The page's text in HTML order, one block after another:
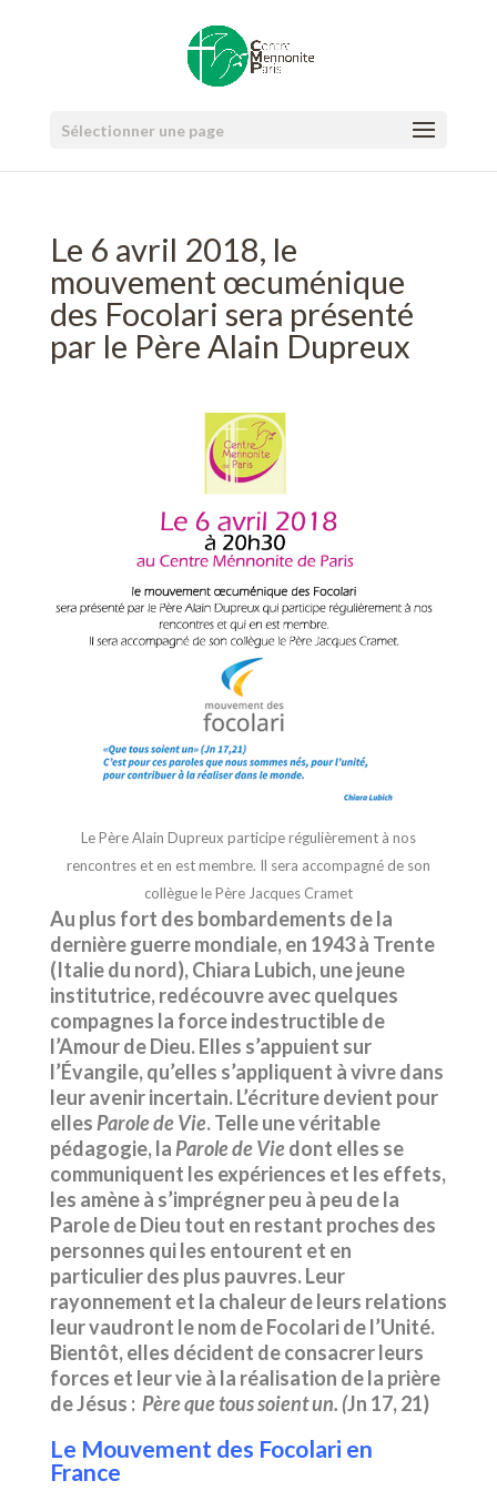
Sélectionner une page
Le 6 avril 2018, le
mouvement œcuménique
des Focolari sera présenté
par le Père Alain Dupreux
Le Père Alain Dupreux participe régulièrement à nos
rencontres et en est membre. Il sera accompagné de son
collègue le Père Jacques Cramet
Au plus fort des bombardements de la
dernière guerre mondiale, en 1943 à Trente
(Italie du nord), Chiara Lubich, une jeune
institutrice, redécouvre avec quelques
compagnes la force indestructible de
l’Amour de Dieu. Elles s’appuient sur
l’Évangile, qu’elles s’appliquent à vivre dans
leur avenir incertain. L’écriture devient pour
elles Parole de Vie. Telle une véritable
pédagogie, la Parole de Viedont elles se
communiquent les expériences et les effets,
les amène à s’imprégner peu à peu de la
Parole de Dieu tout en restant proches des
personnes qui les entourent et en
particulier des plus pauvres. Leur
rayonnement et la chaleur de leurs relations
leur vaudront le nom de Focolari de l’Unité.
Bientôt, elles décident de consacrer leurs
forces et leur vie à la réalisation de la prière
de Jésus : Père que tous soient un. (Jn 17, 21)
Le Mouvement des Focolari en
France